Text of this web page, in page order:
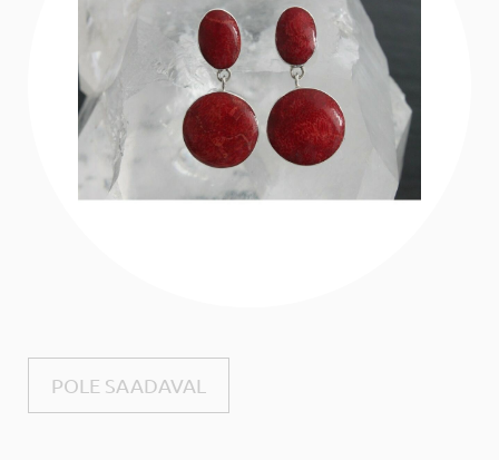
POLE SAADAVAL